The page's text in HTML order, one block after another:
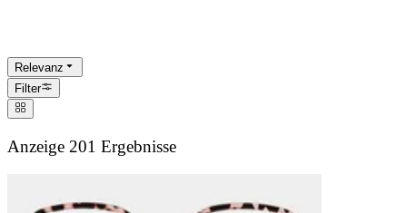
Relevanz
Filter
Anzeige 201 Ergebnisse